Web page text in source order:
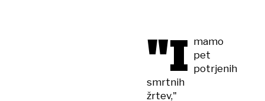
"I mamo
pet
potrjenih
smrtnih
žrtev,"